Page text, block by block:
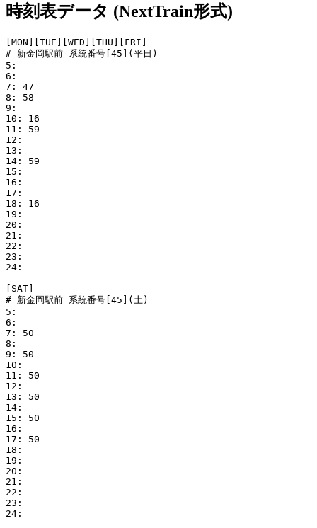
時刻表データ (NextTrain形式)
[MON][TUE][WED][THU][FRI]
# 新金岡駅前 系統番号[45](平日)
5:
6:
7: 47
8: 58
9:
10: 16
11: 59
12:
13:
14: 59
15:
16:
17:
18: 16
19:
20:
21:
22:
23:
24:
[SAT]
# 新金岡駅前 系統番号[45](土)
5:
6:
7: 50
8:
9: 50
10:
11: 50
12:
13: 50
14:
15: 50
16:
17: 50
18:
19:
20:
21:
22:
23:
24: